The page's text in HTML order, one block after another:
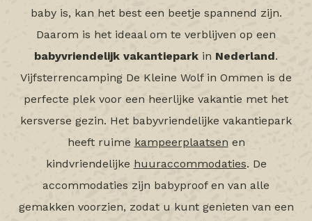
baby is, kan het best een beetje spannend zijn.
Daarom is het ideaal om te verblijven op een
babyvriendelijk vakantiepark in Nederland.
Vijfsterrencamping De Kleine Wolf in Ommen is de
perfecte plek voor een heerlijke vakantie met het
kersverse gezin. Het babyvriendelijke vakantiepark
heeft ruime kampeerplaatsen en
kindvriendelijke huuraccommodaties. De
accommodaties zijn babyproof en van alle
gemakken voorzien, zodat u kunt genieten van een